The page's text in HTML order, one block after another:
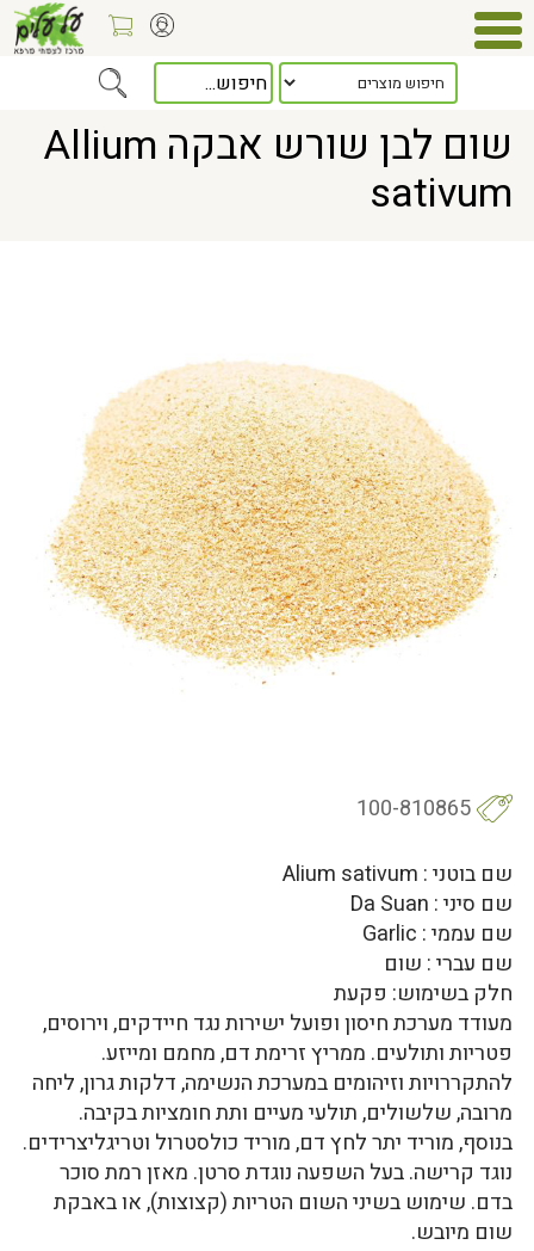
> שום לבן שורש אבקה Allium sativum
שום לבן שורש אבקה Allium
sativum
100-810865
שם בוטני : Alium sativum
שם סיני : Da Suan
שם עממי : Garlic
שם עברי : שום
חלק בשימוש: פקעת
מעודד מערכת חיסון ופועל ישירות נגד חיידקים, וירוסים,
פטריות ותולעים. ממריץ זרימת דם, מחמם ומייזע.
להתקררויות וזיהומים במערכת הנשימה, דלקות גרון, ליחה
מרובה, שלשולים, תולעי מעיים ותת חומציות בקיבה.
בנוסף, מוריד יתר לחץ דם, מוריד כולסטרול וטריגליצרידים.
נוגד קרישה. בעל השפעה נוגדת סרטן. מאזן רמת סוכר
בדם. שימוש בשיני השום הטריות (קצוצות), או באבקת
שום מיובש.